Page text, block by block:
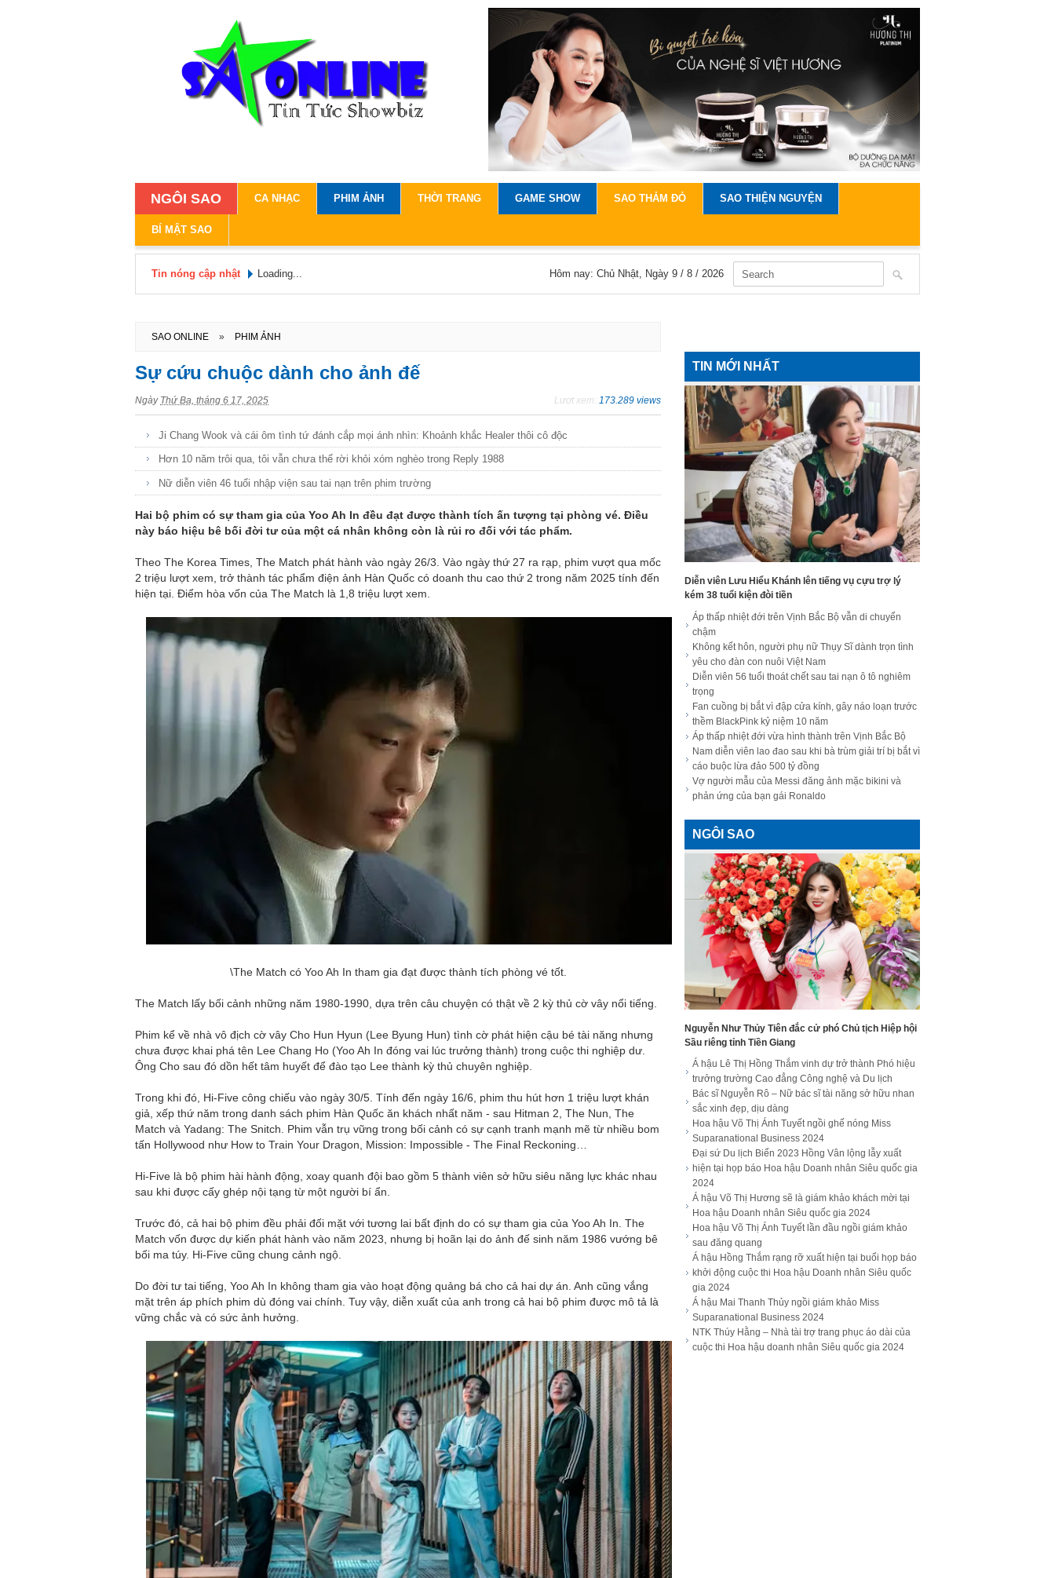
NGÔI SAO CA NHẠC PHIM ẢNH THỜI TRANG GAME SHOW SAO THẢM ĐỎ SAO THIỆN NGUYỆN
BÍ MẬT SAO
Tin nóng cập nhật Loading... Hôm nay: Chủ Nhật, Ngày 9 / 8 / 2026
SAO ONLINE » PHIM ẢNH
Sự cứu chuộc dành cho ảnh đế
Ngày Thứ Ba, tháng 6 17, 2025 Lượt xem: 173.289 views
Ji Chang Wook và cái ôm tình tứ đánh cắp mọi ánh nhìn: Khoảnh khắc Healer thôi cô độc
Hơn 10 năm trôi qua, tôi vẫn chưa thể rời khỏi xóm nghèo trong Reply 1988
Nữ diễn viên 46 tuổi nhập viện sau tai nạn trên phim trường
Hai bộ phim có sự tham gia của Yoo Ah In đều đạt được thành tích ấn tượng tại phòng vé. Điều
này báo hiệu bê bối đời tư của một cá nhân không còn là rủi ro đối với tác phẩm.
Theo The Korea Times, The Match phát hành vào ngày 26/3. Vào ngày thứ 27 ra rạp, phim vượt qua mốc
2 triệu lượt xem, trở thành tác phẩm điện ảnh Hàn Quốc có doanh thu cao thứ 2 trong năm 2025 tính đến
hiện tại. Điểm hòa vốn của The Match là 1,8 triệu lượt xem.
\The Match có Yoo Ah In tham gia đạt được thành tích phòng vé tốt.
The Match lấy bối cảnh những năm 1980-1990, dựa trên câu chuyện có thật về 2 kỳ thủ cờ vây nổi tiếng.
Phim kể về nhà vô địch cờ vây Cho Hun Hyun (Lee Byung Hun) tình cờ phát hiện cậu bé tài năng nhưng
chưa được khai phá tên Lee Chang Ho (Yoo Ah In đóng vai lúc trưởng thành) trong cuộc thi nghiệp dư.
Ông Cho sau đó dồn hết tâm huyết để đào tạo Lee thành kỳ thủ chuyên nghiệp.
Trong khi đó, Hi-Five công chiếu vào ngày 30/5. Tính đến ngày 16/6, phim thu hút hơn 1 triệu lượt khán
giả, xếp thứ năm trong danh sách phim Hàn Quốc ăn khách nhất năm - sau Hitman 2, The Nun, The
Match và Yadang: The Snitch. Phim vẫn trụ vững trong bối cảnh có sự cạnh tranh mạnh mẽ từ nhiều bom
tấn Hollywood như How to Train Your Dragon, Mission: Impossible - The Final Reckoning…
Hi-Five là bộ phim hài hành động, xoay quanh đội bao gồm 5 thành viên sở hữu siêu năng lực khác nhau
sau khi được cấy ghép nội tạng từ một người bí ẩn.
Trước đó, cả hai bộ phim đều phải đối mặt với tương lai bất định do có sự tham gia của Yoo Ah In. The
Match vốn được dự kiến phát hành vào năm 2023, nhưng bị hoãn lại do ảnh đế sinh năm 1986 vướng bê
bối ma túy. Hi-Five cũng chung cảnh ngộ.
Do đời tư tai tiếng, Yoo Ah In không tham gia vào hoạt động quảng bá cho cả hai dự án. Anh cũng vắng
mặt trên áp phích phim dù đóng vai chính. Tuy vậy, diễn xuất của anh trong cả hai bộ phim được mô tả là
vững chắc và có sức ảnh hưởng.
TIN MỚI NHẤT
Diễn viên Lưu Hiểu Khánh lên tiếng vụ cựu trợ lý
kém 38 tuổi kiện đòi tiền
Áp thấp nhiệt đới trên Vịnh Bắc Bộ vẫn di chuyển
chậm
Không kết hôn, người phụ nữ Thụy Sĩ dành trọn tình
yêu cho đàn con nuôi Việt Nam
Diễn viên 56 tuổi thoát chết sau tai nạn ô tô nghiêm
trọng
Fan cuồng bị bắt vì đập cửa kính, gây náo loạn trước
thềm BlackPink kỷ niệm 10 năm
Áp thấp nhiệt đới vừa hình thành trên Vịnh Bắc Bộ
Nam diễn viên lao đao sau khi bà trùm giải trí bị bắt vì
cáo buộc lừa đảo 500 tỷ đồng
Vợ người mẫu của Messi đăng ảnh mặc bikini và
phản ứng của bạn gái Ronaldo
NGÔI SAO
Nguyễn Như Thủy Tiên đắc cử phó Chủ tịch Hiệp hội
Sầu riêng tỉnh Tiền Giang
Á hậu Lê Thị Hồng Thắm vinh dự trở thành Phó hiệu
trưởng trường Cao đẳng Công nghệ và Du lịch
Bác sĩ Nguyễn Rô – Nữ bác sĩ tài năng sở hữu nhan
sắc xinh đẹp, dịu dàng
Hoa hậu Võ Thị Ánh Tuyết ngồi ghế nóng Miss
Suparanational Business 2024
Đại sứ Du lịch Biển 2023 Hồng Vân lộng lẫy xuất
hiện tại họp báo Hoa hậu Doanh nhân Siêu quốc gia
2024
Á hậu Võ Thị Hương sẽ là giám khảo khách mời tại
Hoa hậu Doanh nhân Siêu quốc gia 2024
Hoa hậu Võ Thị Ánh Tuyết lần đầu ngồi giám khảo
sau đăng quang
Á hậu Hồng Thắm rạng rỡ xuất hiện tại buổi họp báo
khởi động cuộc thi Hoa hậu Doanh nhân Siêu quốc
gia 2024
Á hậu Mai Thanh Thủy ngồi giám khảo Miss
Suparanational Business 2024
NTK Thúy Hằng – Nhà tài trợ trang phục áo dài của
cuộc thi Hoa hậu doanh nhân Siêu quốc gia 2024